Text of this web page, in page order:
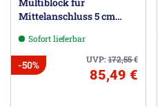
Mittelanschluss 5 cm
Sofort lieferbar
UVP:172,55€
-50%
85,49 €